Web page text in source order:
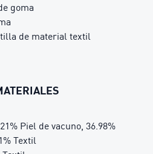
goma
de material textil
Piel de vacuno, 36.98%
Textil